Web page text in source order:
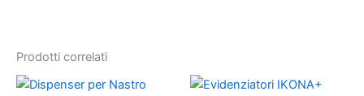
Prodotti correlati
Questo